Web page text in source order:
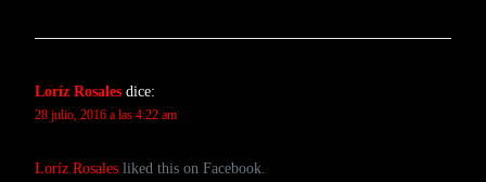
Loríz Rosales dice:
28 julio, 2016 a las 4:22 am
Loríz Rosales liked this on Facebook.